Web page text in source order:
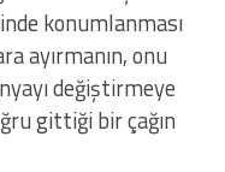
konumlanması
ayırmanın, onu
değiştirmeye
gittiği bir çağın